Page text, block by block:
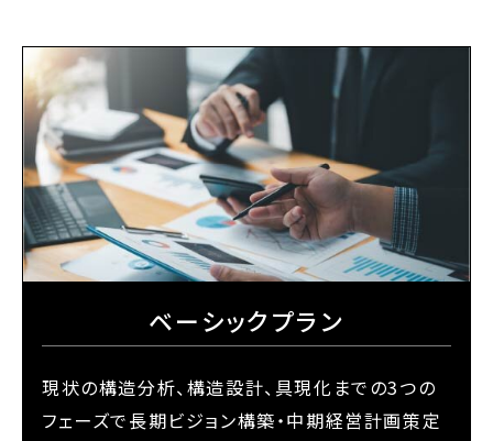
ベーシックプラン
現状の構造分析、構造設計、具現化までの3つの
フェーズで長期ビジョン構築・中期経営計画策定